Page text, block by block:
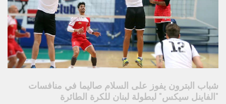
شباب البترون يفوز على السلام صاليما في منافسات
"الفاينل سيكس" لبطولة لبنان للكرة الطائرة